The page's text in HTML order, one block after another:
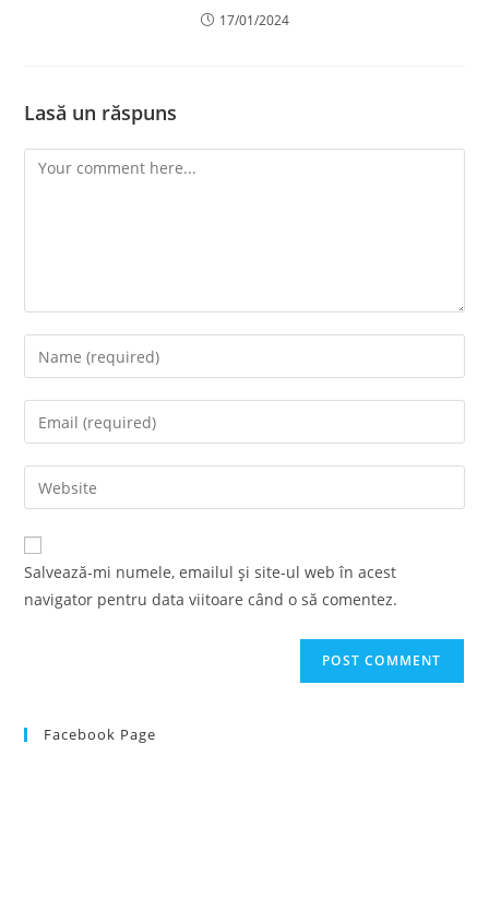
17/01/2024
Lasă un răspuns
Comment
Enter
your
name
comment
Enter
your
email
address
comment
Enter
your
website
URL
Salvează-mi numele, emailul și site-ul web în acest
navigator pentru data viitoare când o să comentez.
Facebook Page